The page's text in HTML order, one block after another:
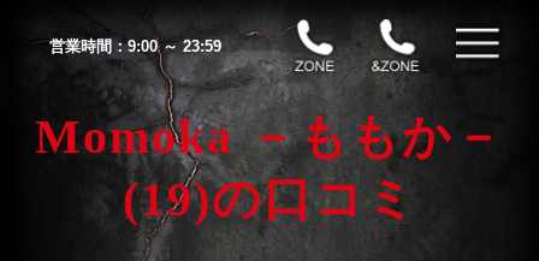
営業時間：9:00 ～ 23:59
Momoka －ももか－
(19)の口コミ